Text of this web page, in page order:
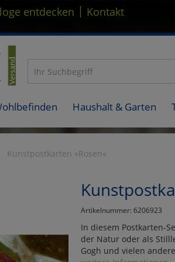
entdecken | Kontakt
Haushalt & Garten
Kunstpostkarten »Rosen«
Artikelnummer: 6206923
In diesem Postkarten-
der Natur oder als
Gogh und vielen